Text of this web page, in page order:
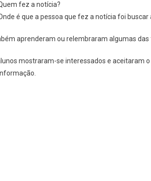
fez a notícia?
é que a pessoa que fez a notícia foi
aprenderam ou relembraram algumas das
mostraram-se interessados e aceitaram